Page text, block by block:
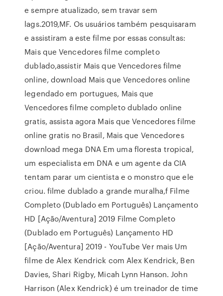
e sempre atualizado, sem travar sem
lags.2019,MF. Os usuários também pesquisaram
e assistiram a este filme por essas consultas:
Mais que Vencedores filme completo
dublado,assistir Mais que Vencedores filme
online, download Mais que Vencedores online
legendado em portugues, Mais que
Vencedores filme completo dublado online
gratis, assista agora Mais que Vencedores filme
online gratis no Brasil, Mais que Vencedores
download mega DNA Em uma floresta tropical,
um especialista em DNA e um agente da CIA
tentam parar um cientista e o monstro que ele
criou. filme dublado a grande muralha,f Filme
Completo (Dublado em Português) Lançamento
HD [Ação/Aventura] 2019 Filme Completo
(Dublado em Português) Lançamento HD
[Ação/Aventura] 2019 - YouTube Ver mais Um
filme de Alex Kendrick com Alex Kendrick, Ben
Davies, Shari Rigby, Micah Lynn Hanson. John
Harrison (Alex Kendrick) é um treinador de time